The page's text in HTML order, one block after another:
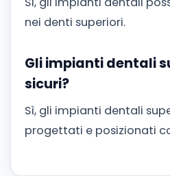
nei denti superiori.
Gli impianti dentali
sicuri?
Sì, gli impianti dentali
progettati e posizionati